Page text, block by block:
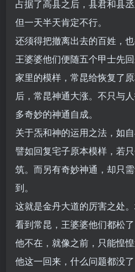
占据了高县之后，县君和县
但一天半天肯定不行。
还须得把撤离出去的百姓，也
王婆婆他们便随五个甲士先回
家里的模样，常昆给恢复了
后，常昆神通大涨。不只与
多奇妙的神通自成。
关于炁和神的运用之法，如自
譬如回复宅子原本模样，若
筑。而另有奇妙神通，却只
到。
这就是金丹大道的厉害之处
看到常昆，王婆婆他们都松
他不在，就像之前，只能惶惶
他这一回来，什么问题都没了